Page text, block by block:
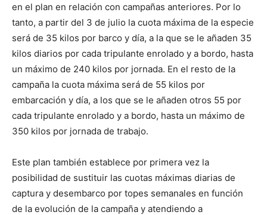
en el plan en relación con campañas anteriores. Por lo
tanto, a partir del 3 de julio la cuota máxima de la especie
será de 35 kilos por barco y día, a la que se le añaden 35
kilos diarios por cada tripulante enrolado y a bordo, hasta
un máximo de 240 kilos por jornada. En el resto de la
campaña la cuota máxima será de 55 kilos por
embarcación y día, a los que se le añaden otros 55 por
cada tripulante enrolado y a bordo, hasta un máximo de
350 kilos por jornada de trabajo.
Este plan también establece por primera vez la
posibilidad de sustituir las cuotas máximas diarias de
captura y desembarco por topes semanales en función
de la evolución de la campaña y atendiendo a